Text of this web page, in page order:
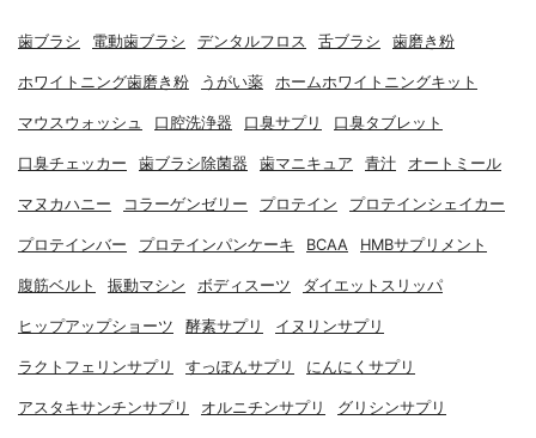
歯ブラシ 電動歯ブラシ デンタルフロス 舌ブラシ 歯磨き粉
ホワイトニング歯磨き粉 うがい薬 ホームホワイトニングキット
マウスウォッシュ 口腔洗浄器 口臭サプリ 口臭タブレット
口臭チェッカー 歯ブラシ除菌器 歯マニキュア 青汁 オートミール
マヌカハニー コラーゲンゼリー プロテイン プロテインシェイカー
プロテインバー プロテインパンケーキ BCAA HMBサプリメント
腹筋ベルト 振動マシン ボディスーツ ダイエットスリッパ
ヒップアップショーツ 酵素サプリ イヌリンサプリ
ラクトフェリンサプリ すっぽんサプリ にんにくサプリ
アスタキサンチンサプリ オルニチンサプリ グリシンサプリ